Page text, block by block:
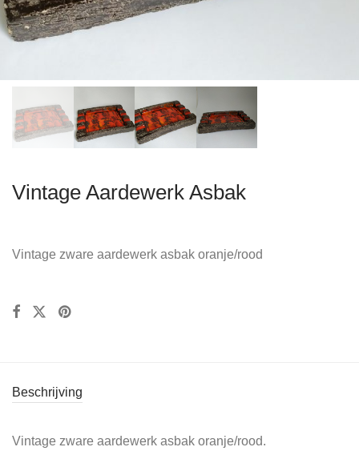
Vintage Aardewerk Asbak
Vintage zware aardewerk asbak oranje/rood
Beschrijving
Vintage zware aardewerk asbak oranje/rood.